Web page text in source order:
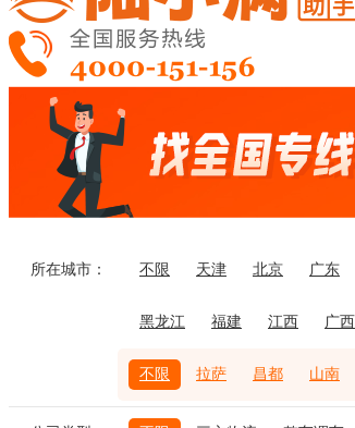
所在城市： 不限 天津 北京 广东
黑龙江 福建 江西 广西
不限 拉萨 昌都 山南